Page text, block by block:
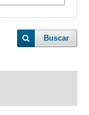
Buscar